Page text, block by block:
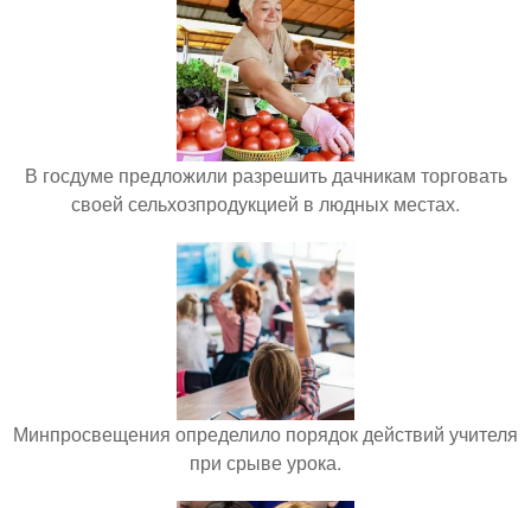
В госдуме предложили разрешить дачникам торговать
своей сельхозпродукцией в людных местах.
Минпросвещения определило порядок действий учителя
при срыве урока.